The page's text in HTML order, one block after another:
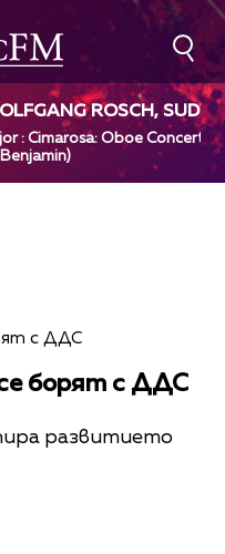
ROSCH,
CIMAROSA
: Cimarosa: Oboe Concerto
борят с ДДС
развитието